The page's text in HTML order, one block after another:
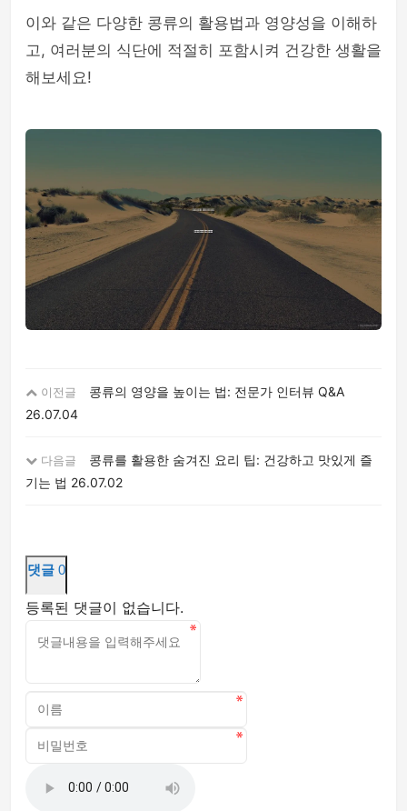
이와 같은 다양한 콩류의 활용법과 영양성을 이해하
고, 여러분의 식단에 적절히 포함시켜 건강한 생활을
해보세요!
이전글
콩류의 영양을 높이는 법: 전문가 인터뷰 Q&A
26.07.04
다음글
콩류를 활용한 숨겨진 요리 팁: 건강하고 맛있게 즐
기는 법 26.07.02
댓글 0
등록된 댓글이 없습니다.